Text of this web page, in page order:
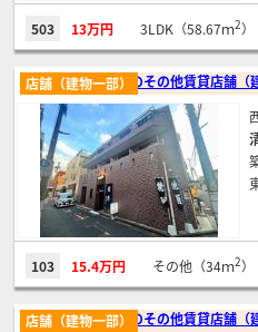
503 13万円 3LDK（58.67ｍ2）
清瀬のその他賃貸店舗（
店舗（建物一部）
103 15.4万円 その他（34ｍ2）
清瀬のその他賃貸店舗（
店舗（建物一部）